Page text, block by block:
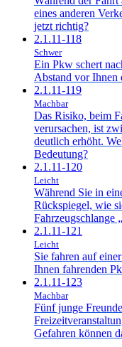
eines anderen
jetzt richtig?
2.1.11-118
Schwer
Ein Pkw schert
Abstand vor Ihnen
2.1.11-119
Machbar
Das Risiko, beim
verursachen, ist
deutlich erhöht.
Bedeutung?
2.1.11-120
Leicht
Während Sie in
Rückspiegel, wie
Fahrzeugschlange
2.1.11-121
Leicht
Sie fahren auf
Ihnen fahrenden
2.1.11-123
Machbar
Fünf junge
Gefahren können